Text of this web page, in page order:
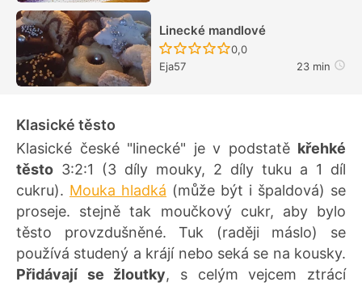
Linecké mandlové
Recept ještě nebyl
0,0
Eja57
23 min
Klasické těsto
Klasické české "linecké" je v podstatě křehké
těsto 3:2:1 (3 díly mouky, 2 díly tuku a 1 díl
cukru). Mouka hladká (může být i špaldová) se
proseje. stejně tak moučkový cukr, aby bylo
těsto provzdušněné. Tuk (raději máslo) se
používá studený a krájí nebo seká se na kousky.
Přidávají se žloutky, s celým vejcem ztrácí